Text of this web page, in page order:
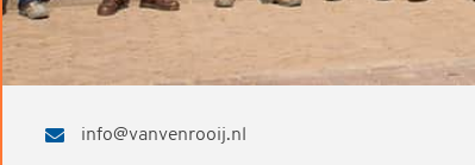
info@vanvenrooij.nl